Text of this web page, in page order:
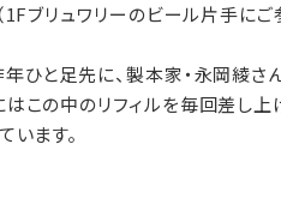
1Fブリュワリーのビール片手にご
ひと足先に、製本家・永岡綾さ
この中のリフィルを毎回差し上
います。